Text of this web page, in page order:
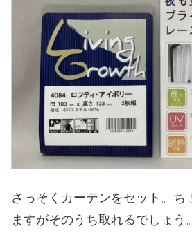
さっそくカーテンをセット。ち
ますがそのうち取れるでしょう。